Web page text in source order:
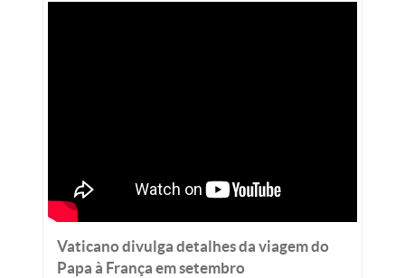
Vaticano divulga detalhes da viagem do
Papa à França em setembro